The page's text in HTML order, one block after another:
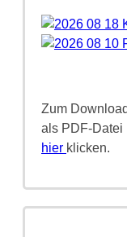
Zum
als PDF-Datei
hier klicken.